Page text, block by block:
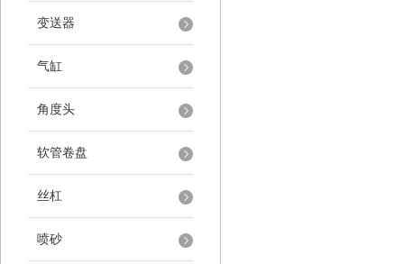
变送器
气缸
角度头
软管卷盘
丝杠
喷砂